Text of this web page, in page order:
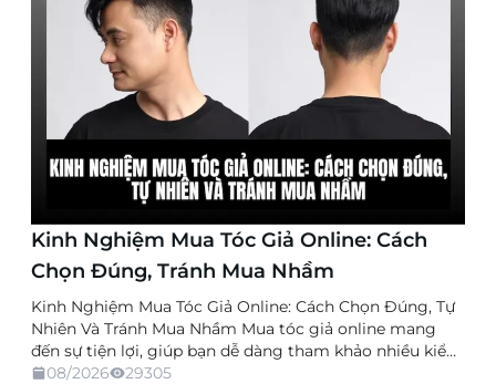
Kinh Nghiệm Mua Tóc Giả Online: Cách
Chọn Đúng, Tránh Mua Nhầm
Kinh Nghiệm Mua Tóc Giả Online: Cách Chọn Đúng, Tự
Nhiên Và Tránh Mua Nhầm Mua tóc giả online mang
đến sự tiện lợi, giúp bạn dễ dàng tham khảo nhiều kiểu
dáng, chất liệu và mức giá mà không cần trực tiếp đến
08/2026 29305